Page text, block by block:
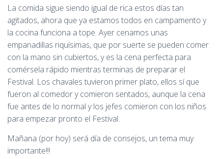
La comida sigue siendo igual de rica estos días tan
agitados, ahora que ya estamos todos en campamento y
la cocina funciona a tope. Ayer cenamos unas
empanadillas riquísimas, que por suerte se pueden comer
con la mano sin cubiertos, y es la cena perfecta para
comérsela rápido mientras terminas de preparar el
Festival. Los chavales tuvieron primer plato, ellos sí que
fueron al comedor y comieron sentados, aunque la cena
fue antes de lo normal y los jefes comieron con los niños
para empezar pronto el Festival.
Mañana (por hoy) será día de consejos, un tema muy
importante!!!